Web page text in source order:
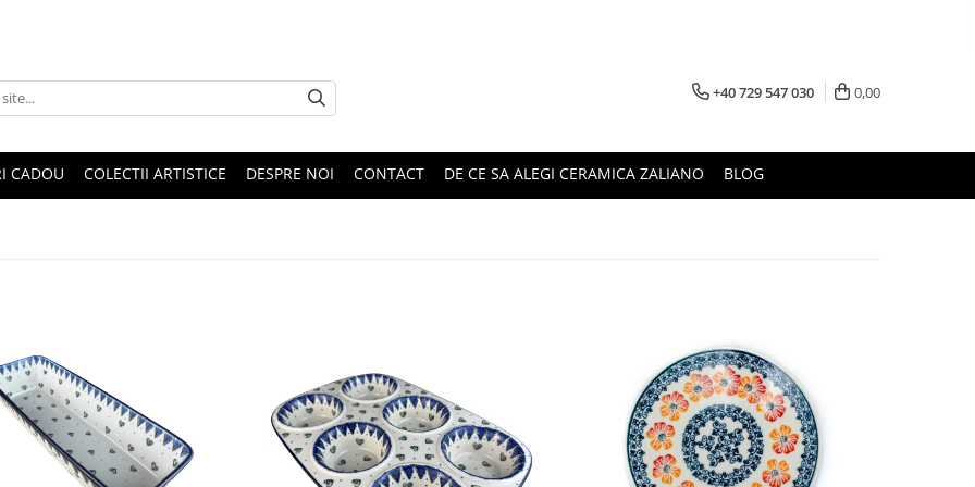
+40 729 547 030 0,00
CADOU COLECTII ARTISTICE DESPRE NOI CONTACT DE CE SA ALEGI CERAMICA ZALIANO BLOG